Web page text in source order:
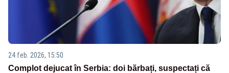
24 feb. 2026, 15:50
Complot dejucat în Serbia: doi bărbați, suspectați că